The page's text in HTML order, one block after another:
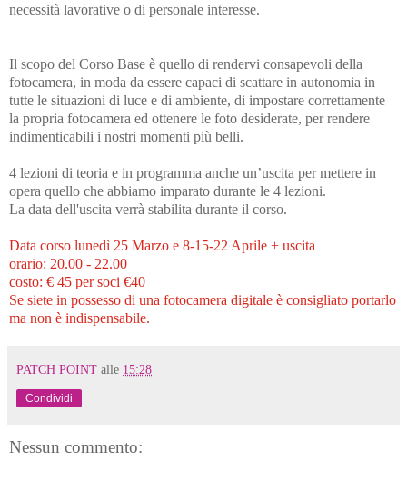
necessità lavorative o di personale interesse.
Il scopo del Corso Base è quello di rendervi consapevoli della
fotocamera, in moda da essere capaci di scattare in autonomia in
tutte le situazioni di luce e di ambiente, di impostare correttamente
la propria fotocamera ed ottenere le foto desiderate, per rendere
indimenticabili i nostri momenti più belli.
4 lezioni di teoria e in programma anche un’uscita per mettere in
opera quello che abbiamo imparato durante le 4 lezioni.
La data dell'uscita verrà stabilita durante il corso.
Data corso lunedì 25 Marzo e 8-15-22 Aprile + uscita
orario: 20.00 - 22.00
costo: € 45 per soci €40
Se siete in possesso di una fotocamera digitale è consigliato portarlo
ma non è indispensabile.
PATCH POINT alle 15:28
Condividi
Nessun commento: